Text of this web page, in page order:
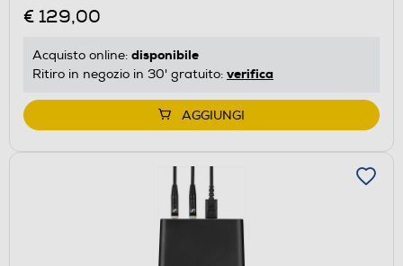
€ 129,00
Acquisto online: disponibile
Ritiro in negozio in 30' gratuito: verifica
AGGIUNGI